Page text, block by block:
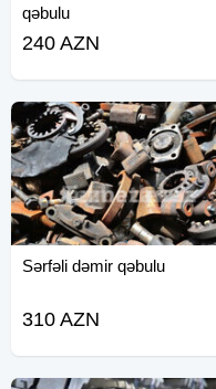
qəbulu
240 AZN
Sərfəli dəmir qəbulu
310 AZN